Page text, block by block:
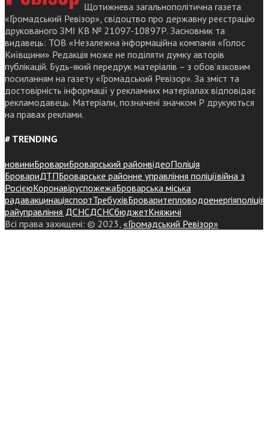
Щотижнева загальнополітична газета
«Громадський Ревізор», свідоцтво про державну реєстрацію
друкованого ЗМІ КВ № 21097-10897Р. Засновник та
видавець: ТОВ «Незалежна інформаційна компанія «Голос
Київщини» Редакція може не поділяти думку авторів
публікацій. Будь-який передрук матеріалів – з обов’язковим
посиланням на газету «Громадський Ревізор». За зміст та
достовірність інформації у рекламних матеріалах відповідає
рекламодавець. Матеріали, позначені значком Р друкуються
на правах реклами.
# TRENDING
новиниБровариБроварський районвідеоПоліція
БровариДТПБроварське районне управління поліціївійна з
РосієюКоронавіруспожежаБроварська міська
радавакцинаціяспортТребухівБроваритепловодоенергіяполіція
райуправління ДСНСДСНСбюджетКняжичі
Всі права захищені: © 2023, «Громадський Ревізор»